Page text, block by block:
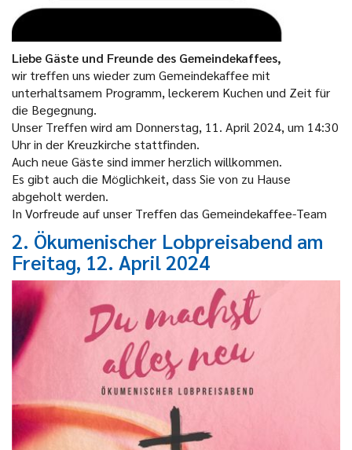
Liebe Gäste und Freunde des Gemeindekaffees,
wir treffen uns wieder zum Gemeindekaffee mit
unterhaltsamem Programm, leckerem Kuchen und Zeit für
die Begegnung.
Unser Treffen wird am Donnerstag, 11. April 2024, um 14:30
Uhr in der Kreuzkirche stattfinden.
Auch neue Gäste sind immer herzlich willkommen.
Es gibt auch die Möglichkeit, dass Sie von zu Hause
abgeholt werden.
In Vorfreude auf unser Treffen das Gemeindekaffee-Team
2. Ökumenischer Lobpreisabend am
Freitag, 12. April 2024